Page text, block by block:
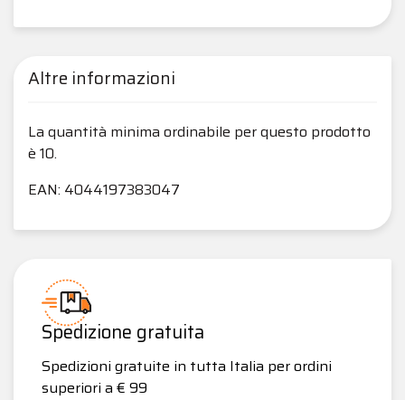
Altre informazioni
La quantità minima ordinabile per questo prodotto
è 10.
EAN: 4044197383047
Spedizione gratuita
Spedizioni gratuite in tutta Italia per ordini
superiori a € 99